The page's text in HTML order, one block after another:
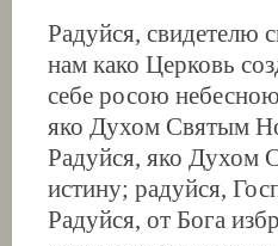
Радуйся, свидетелю
нам како Церковь
себе росою
яко Духом Святым
Радуйся, яко Духом
истину; радуйся,
Радуйся, от Бога